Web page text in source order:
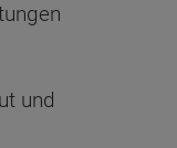
und